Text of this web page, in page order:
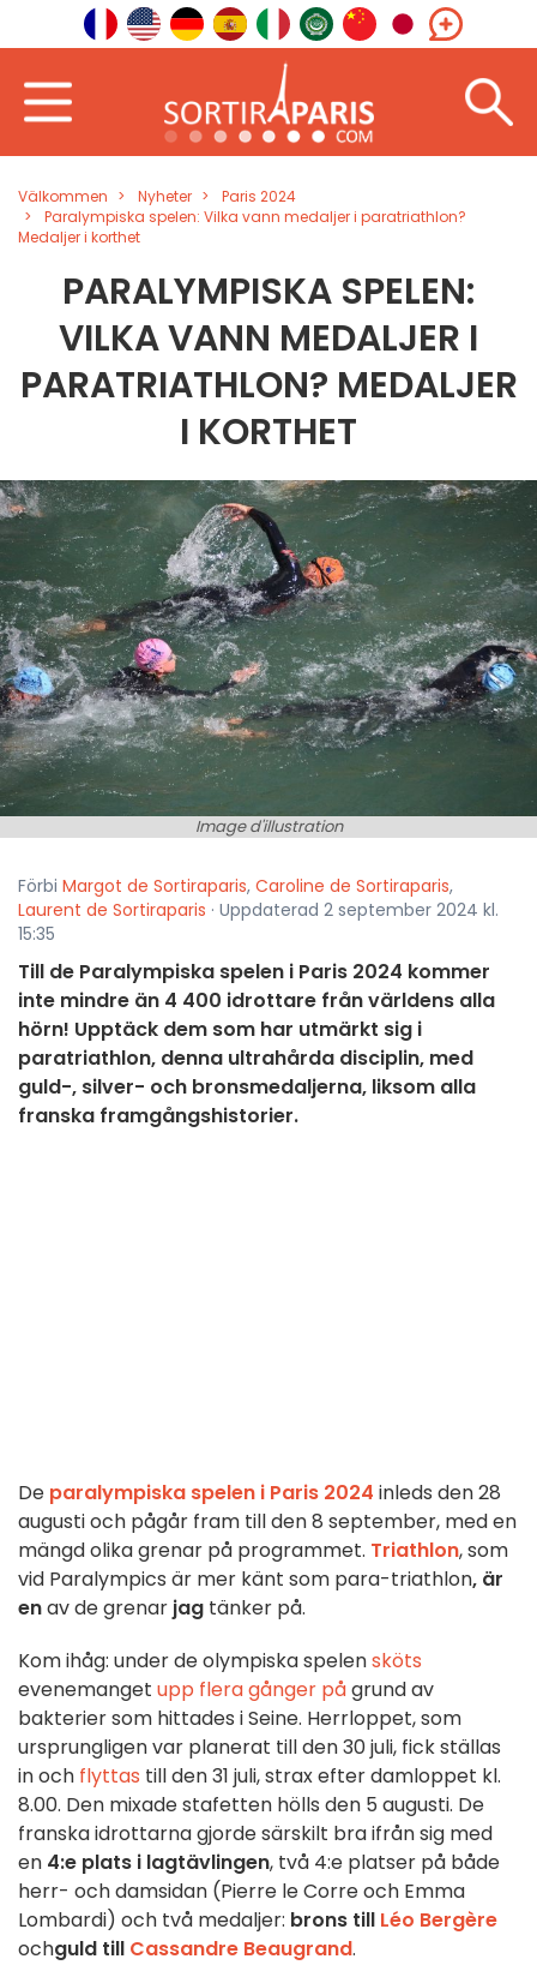
Välkommen Nyheter
Paris 2024
Paralympiska spelen: Vilka vann medaljer i paratriathlon?
Medaljer i korthet
PARALYMPISKA SPELEN:
VILKA VANN MEDALJER I
PARATRIATHLON? MEDALJER
I KORTHET
Image d'illustration
Förbi Margot de Sortiraparis, Caroline de Sortiraparis,
Laurent de Sortiraparis · Uppdaterad 2 september 2024 kl.
15:35
Till de Paralympiska spelen i Paris 2024 kommer
inte mindre än 4 400 idrottare från världens alla
hörn! Upptäck dem som har utmärkt sig i
paratriathlon, denna ultrahårda disciplin, med
guld-, silver- och bronsmedaljerna, liksom alla
franska framgångshistorier.
De paralympiska spelen i Paris 2024 inleds den 28
augusti och pågår fram till den 8 september, med en
mängd olika grenar på programmet. Triathlon, som
vid Paralympics är mer känt som para-triathlon, är
enav de grenar jag tänker på.
Kom ihåg: under de olympiska spelensköts
evenemanget upp flera gånger pågrund av
bakterier som hittades i Seine. Herrloppet, som
ursprungligen var planerat till den 30 juli, fick ställas
in och flyttas till den 31 juli, strax efter damloppet kl.
8.00. Den mixade stafetten hölls den 5 augusti. De
franska idrottarna gjorde särskilt bra ifrån sig med
en 4:e plats i lagtävlingen, två 4:e platser på både
herr- och damsidan (Pierre le Corre och Emma
Lombardi) och två medaljer: brons till Léo Bergère
ochguld till Cassandre Beaugrand.